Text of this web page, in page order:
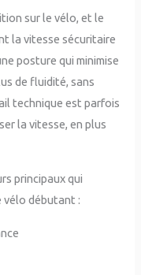
sur le vélo, et le
la vitesse sécuritaire
posture qui minimise
de fluidité, sans
technique est parfois
la vitesse, en plus
principaux qui
vélo débutant :